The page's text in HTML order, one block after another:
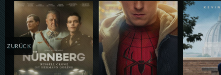
Details,Play Details,Play
ZURÜCK